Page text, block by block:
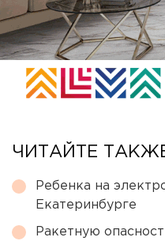
ЧИТАЙТЕ
Ребенка на
Екатеринбурге
Ракетную